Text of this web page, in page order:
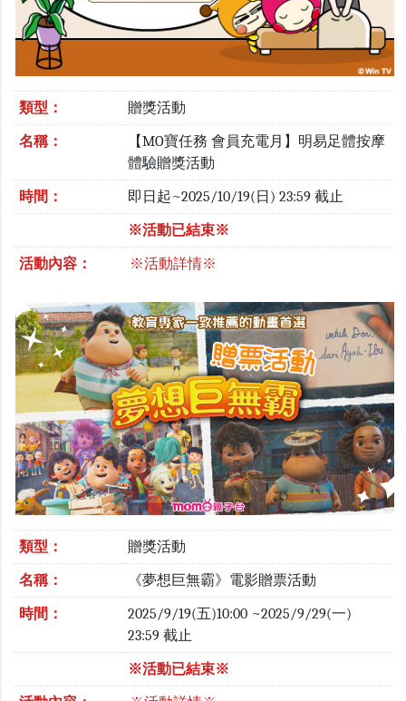
類型： 贈獎活動
名稱：
【MO寶任務 會員充電月】明易足體按摩
體驗贈獎活動
時間： 即日起~2025/10/19(日) 23:59 截止
※活動已結束※
活動內容： ※活動詳情※
類型： 贈獎活動
名稱： 《夢想巨無霸》電影贈票活動
時間：
2025/9/19(五)10:00 ~2025/9/29(一)
23:59 截止
※活動已結束※